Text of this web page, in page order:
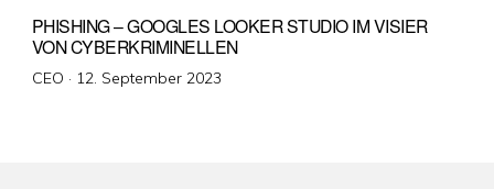
PHISHING – GOOGLES LOOKER STUDIO IM VISIER
VON CYBERKRIMINELLEN
CEO · Veröffentlicht
12. September 2023